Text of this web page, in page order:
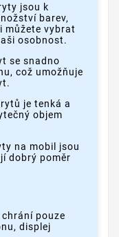
jsou k
barev,
můžete vybrat
osobnost.
se snadno
což umožňuje
je tenká a
objem
na mobil jsou
dobrý poměr
pouze
displej